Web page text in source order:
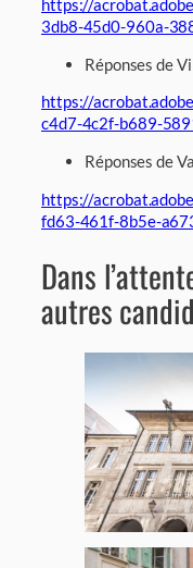
https://
3db8-45d0-960a-
Réponses de
https://
c4d7-4c2f-b689-
Réponses de
https://
fd63-461f-8b5e-
Dans
autres